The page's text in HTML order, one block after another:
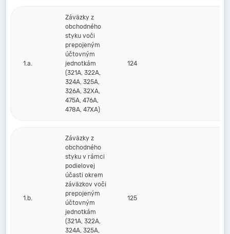
1.a.
Záväzky z
obchodného
styku voči
prepojeným
účtovným
jednotkám
(321A, 322A,
324A, 325A,
326A, 32XA,
475A, 476A,
478A, 47XA)
124
1.b.
Záväzky z
obchodného
styku v rámci
podielovej
účasti okrem
záväzkov voči
prepojeným
účtovným
jednotkám
(321A, 322A,
324A, 325A,
125